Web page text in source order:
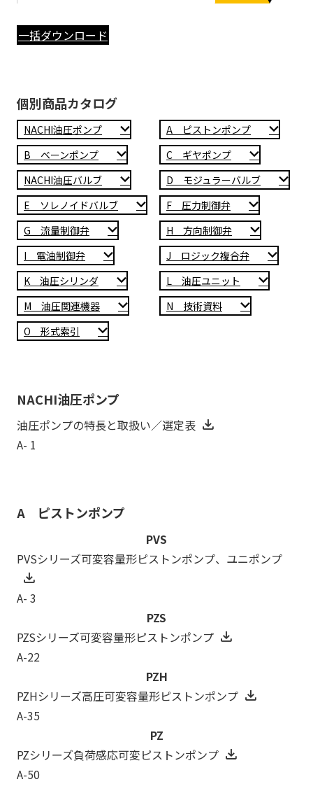
一括ダウンロード
個別商品カタログ
NACHI油圧ポンプ
A ピストンポンプ
B ベーンポンプ
C ギヤポンプ
NACHI油圧バルブ
D モジュラーバルブ
E ソレノイドバルブ
F 圧力制御弁
G 流量制御弁
H 方向制御弁
I 電油制御弁
J ロジック複合弁
K 油圧シリンダ
L 油圧ユニット
M 油圧関連機器
N 技術資料
O 形式索引
NACHI油圧ポンプ
油圧ポンプの特長と取扱い／選定表
A- 1
A ピストンポンプ
PVS
PVSシリーズ可変容量形ピストンポンプ、ユニポンプ
A- 3
PZS
PZSシリーズ可変容量形ピストンポンプ
A-22
PZH
PZHシリーズ高圧可変容量形ピストンポンプ
A-35
PZ
PZシリーズ負荷感応可変ピストンポンプ
A-50